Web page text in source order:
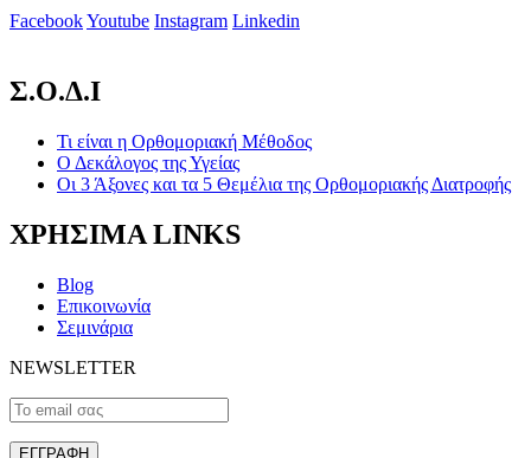
FacebookYoutube Instagram Linkedin
Σ.Ο.Δ.Ι
Τι είναι η Ορθομοριακή Μέθοδος
Ο Δεκάλογος της Υγείας
Οι 3 Άξονες και τα 5 Θεμέλια της Ορθομοριακής Διατροφής
ΧΡΗΣΙΜΑ LINKS
Blog
Επικοινωνία
Σεμινάρια
NEWSLETTER